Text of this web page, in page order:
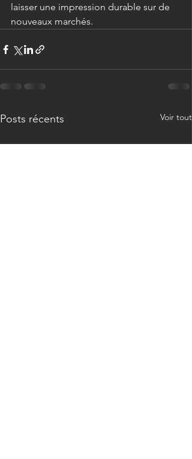
laisser une impression durable sur de
nouveaux marchés.
Posts récents Voir tout